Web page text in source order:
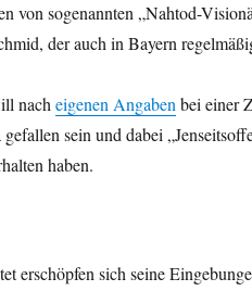
von sogenannten „Nahtod-
der auch in Bayern
nacheigenen Angabenbei einer
sein und dabei
haben.
erschöpfen sich seine